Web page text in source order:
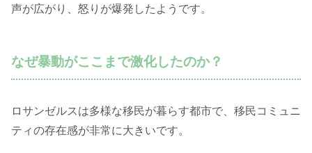
声が広がり、怒りが爆発したようです。
なぜ暴動がここまで激化したのか？
ロサンゼルスは多様な移民が暮らす都市で、移民コミュニ
ティの存在感が非常に大きいです。